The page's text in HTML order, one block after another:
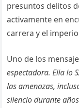
presuntos delitos
activamente en
carrera y el
Uno de los
espectadora. Ella lo
las amenazas,
silencio durante